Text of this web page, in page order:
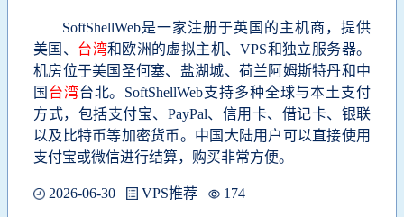
SoftShellWeb是一家注册于英国的主机商，提供
美国、 台湾和欧洲的虚拟主机、VPS和独立服务器。
机房位于美国圣何塞、盐湖城、荷兰阿姆斯特丹和中
国 台湾台北。‌‌SoftShellWeb支持多种全球与本土支付
方式，包括支付宝、PayPal、信用卡、借记卡、银联
以及比特币等加密货币。中国大陆用户可以直接使用
支付宝或微信进行结算，购买非常方便。
2026-06-30 VPS推荐 174